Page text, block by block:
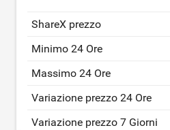
ShareX prezzo
Minimo 24 Ore
Massimo 24 Ore
Variazione prezzo 24 Ore
Variazione prezzo 7 Giorni